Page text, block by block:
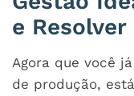
e Resolver
Agora que você
de produção,